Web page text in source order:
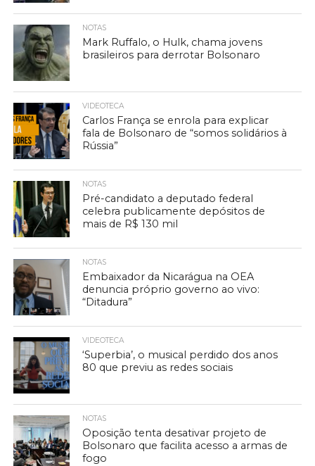
NOTAS
Mark Ruffalo, o Hulk, chama jovens
brasileiros para derrotar Bolsonaro
VIDEOTECA
Carlos França se enrola para explicar
fala de Bolsonaro de “somos solidários à
Rússia”
NOTAS
Pré-candidato a deputado federal
celebra publicamente depósitos de
mais de R$ 130 mil
NOTAS
Embaixador da Nicarágua na OEA
denuncia próprio governo ao vivo:
“Ditadura”
VIDEOTECA
‘Superbia’, o musical perdido dos anos
80 que previu as redes sociais
NOTAS
Oposição tenta desativar projeto de
Bolsonaro que facilita acesso a armas de
fogo